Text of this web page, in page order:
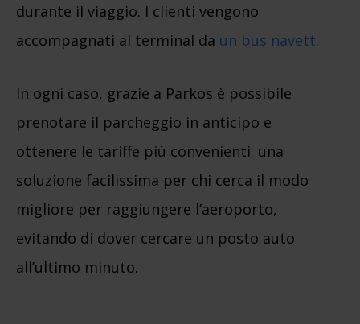
durante il viaggio. I clienti vengono
accompagnati al terminal da un bus navett.
In ogni caso, grazie a Parkos è possibile
prenotare il parcheggio in anticipo e
ottenere le tariffe più convenienti; una
soluzione facilissima per chi cerca il modo
migliore per raggiungere l’aeroporto,
evitando di dover cercare un posto auto
all’ultimo minuto.